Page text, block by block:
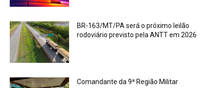
BR-163/MT/PA será o próximo leilão
rodoviário previsto pela ANTT em 2026
Comandante da 9ª Região Militar